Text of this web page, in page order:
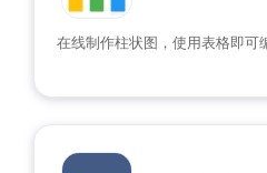
在线制作柱状图，使用表格即可